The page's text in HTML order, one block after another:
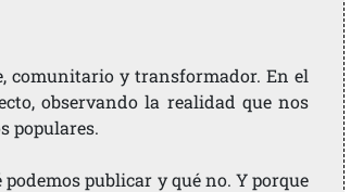
comunitario y transformador. En el
observando la realidad que nos
populares.
publicar y qué no. Y porque